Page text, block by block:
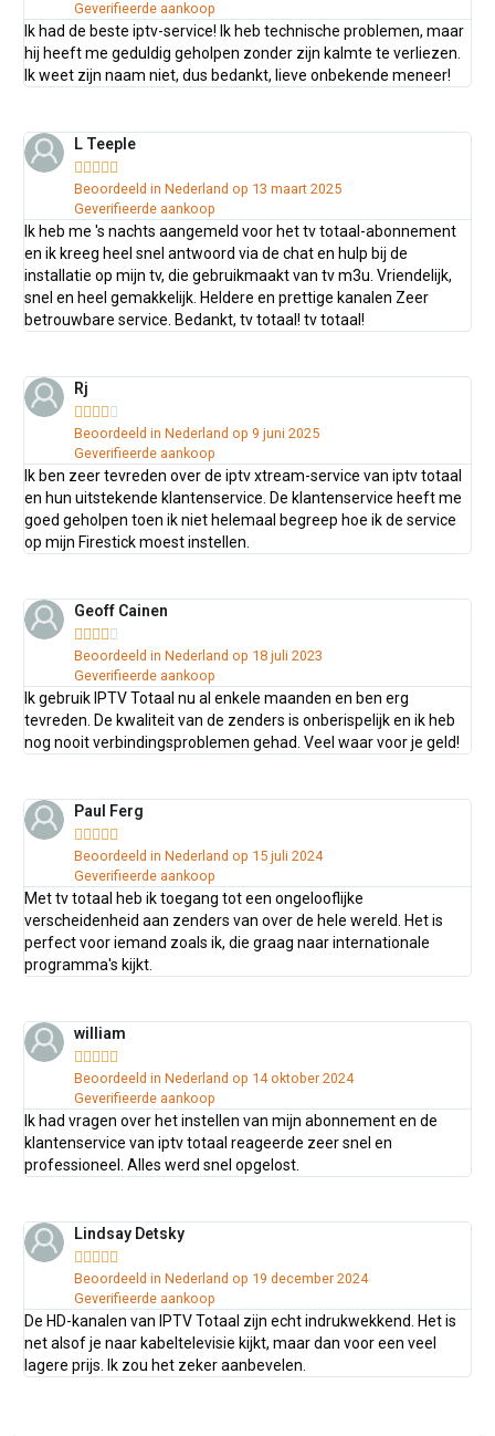
Geverifieerde aankoop
Ik had de beste iptv-service! Ik heb technische problemen, maar
hij heeft me geduldig geholpen zonder zijn kalmte te verliezen.
Ik weet zijn naam niet, dus bedankt, lieve onbekende meneer!
L Teeple
    
Beoordeeld in Nederland op 13 maart 2025
Geverifieerde aankoop
Ik heb me 's nachts aangemeld voor het tv totaal-abonnement
en ik kreeg heel snel antwoord via de chat en hulp bij de
installatie op mijn tv, die gebruikmaakt van tv m3u. Vriendelijk,
snel en heel gemakkelijk. Heldere en prettige kanalen Zeer
betrouwbare service. Bedankt, tv totaal! tv totaal!
Rj
    
Beoordeeld in Nederland op 9 juni 2025
Geverifieerde aankoop
Ik ben zeer tevreden over de iptv xtream-service van iptv totaal
en hun uitstekende klantenservice. De klantenservice heeft me
goed geholpen toen ik niet helemaal begreep hoe ik de service
op mijn Firestick moest instellen.
Geoff Cainen
    
Beoordeeld in Nederland op 18 juli 2023
Geverifieerde aankoop
Ik gebruik IPTV Totaal nu al enkele maanden en ben erg
tevreden. De kwaliteit van de zenders is onberispelijk en ik heb
nog nooit verbindingsproblemen gehad. Veel waar voor je geld!
Paul Ferg
    
Beoordeeld in Nederland op 15 juli 2024
Geverifieerde aankoop
Met tv totaal heb ik toegang tot een ongelooflijke
verscheidenheid aan zenders van over de hele wereld. Het is
perfect voor iemand zoals ik, die graag naar internationale
programma's kijkt.
william
    
Beoordeeld in Nederland op 14 oktober 2024
Geverifieerde aankoop
Ik had vragen over het instellen van mijn abonnement en de
klantenservice van iptv totaal reageerde zeer snel en
professioneel. Alles werd snel opgelost.
Lindsay Detsky
    
Beoordeeld in Nederland op 19 december 2024
Geverifieerde aankoop
De HD-kanalen van IPTV Totaal zijn echt indrukwekkend. Het is
net alsof je naar kabeltelevisie kijkt, maar dan voor een veel
lagere prijs. Ik zou het zeker aanbevelen.